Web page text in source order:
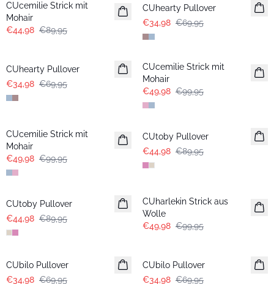
CUcemilie Strick mit
Mohair
€44,98 €89,95
CUhearty Pullover
€34,98 €69,95
CUhearty Pullover
€34,98 €69,95
CUcemilie Strick mit
Mohair
€49,98 €99,95
CUcemilie Strick mit
Mohair
€49,98 €99,95
-50%
CUtoby Pullover
€44,98 €89,95
-50%
CUtoby Pullover
€44,98 €89,95
CUharlekin Strick aus
Wolle
€49,98 €99,95
CUbilo Pullover
€34,98 €69,95
CUbilo Pullover
€34,98 €69,95